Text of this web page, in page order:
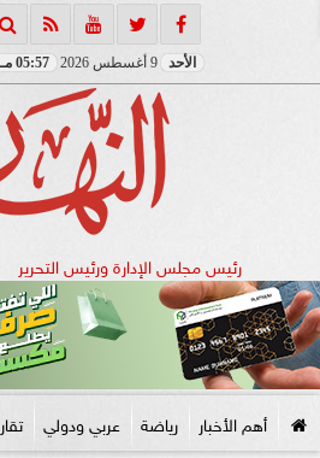
الأحد 05:57 مـ
رئيس مجلس الإدارة ورئيس التحرير
أهم الأخبار رياضة عربي ودولي